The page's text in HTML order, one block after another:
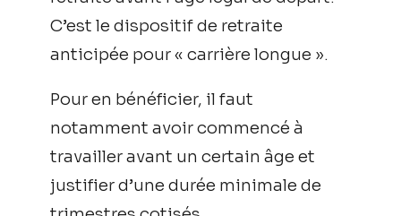
C’est le dispositif de retraite
anticipée pour « carrière longue ».
Pour en bénéficier, il faut
notamment avoir commencé à
travailler avant un certain âge et
justifier d’une durée minimale de